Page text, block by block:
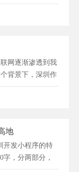
，...
网逐渐渗透到我
背景下，深圳作
大量的企...
地
开发小程序的特
字，分两部分，
的...